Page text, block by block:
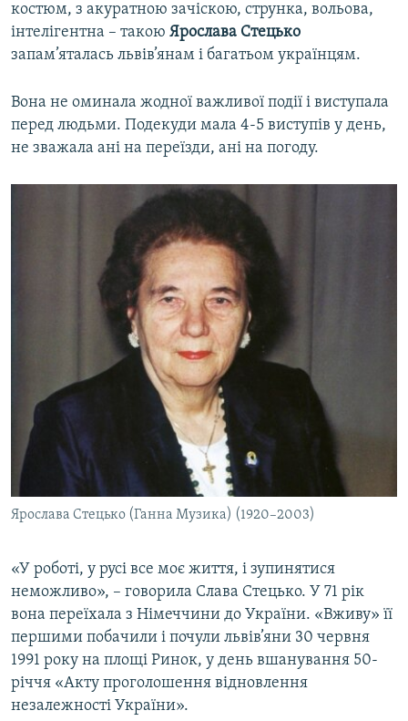
костюм, з акуратною зачіскою, струнка, вольова,
інтелігентна – такою Ярослава Стецько
запам’яталась львів’янам і багатьом українцям.
Вона не оминала жодної важливої події і виступала
перед людьми. Подекуди мала 4-5 виступів у день,
не зважала ані на переїзди, ані на погоду.
Ярослава Стецько (Ганна Музика) (1920–2003)
«У роботі, у русі все моє життя, і зупинятися
неможливо», – говорила Слава Стецько. У 71 рік
вона переїхала з Німеччини до України. «Вживу» її
першими побачили і почули львів’яни 30 червня
1991 року на площі Ринок, у день вшанування 50-
річчя «Акту проголошення відновлення
незалежності України».